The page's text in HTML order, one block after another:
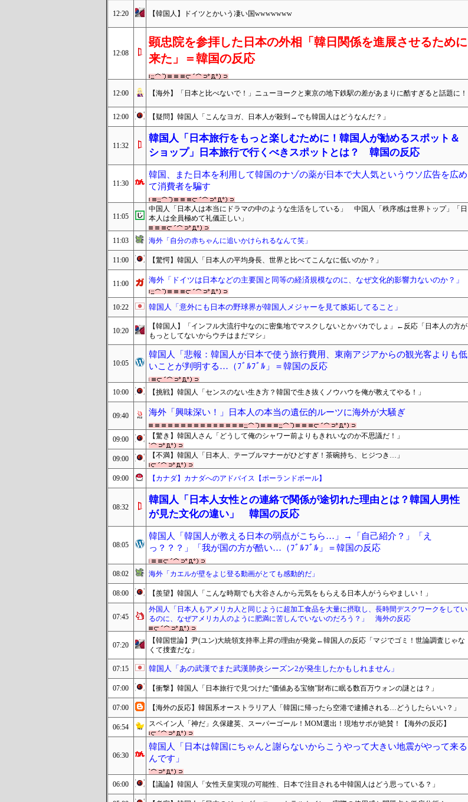
12:20 【韓国人】ドイツとかいう凄い国wwwwwww
12:08
顕忠院を参拝した日本の外相「韓日関係を進展させるために
来た」＝韓国の反応
12:00 【海外】「日本と比べないで！」ニューヨークと東京の地下鉄駅の差があまりに酷すぎると話題に！
12:00 【疑問】韓国人「こんなヨガ、日本人が殺到→でも韓国人はどうなんだ？」
11:32
韓国人「日本旅行をもっと楽しむために！韓国人が勧めるスポット＆
ショップ」日本旅行で行くべきスポットとは？ 韓国の反応
11:30
韓国、また日本を利用して韓国のナゾの薬が日本で大人気というウソ広告を広め
て消費者を騙す
11:05
中国人「日本人は本当にドラマの中のような生活をしている」 中国人「秩序感は世界トップ」「日
本人は全員極めて礼儀正しい」
11:03 海外「自分の赤ちゃんに追いかけられるなんて笑」
11:00 【驚愕】韓国人「日本人の平均身長、世界と比べてこんなに低いのか？」
11:00 海外「ドイツは日本などの主要国と同等の経済規模なのに、なぜ文化的影響力ないのか？」
10:22 韓国人「意外にも日本の野球界が韓国人メジャーを見て嫉妬してること」
10:20
【韓国人】「インフル大流行中なのに密集地でマスクしないとかバカでしょ」←反応「日本人の方が
もっとしてないからウチはまだマシ」
10:05
韓国人「悲報：韓国人が日本で使う旅行費用、東南アジアからの観光客よりも低
いことが判明する…（ﾌﾞﾙﾌﾞﾙ」＝韓国の反応
10:00 【挑戦】韓国人「センスのない生き方？韓国で生き抜くノウハウを俺が教えてやる！」
09:40 海外「興味深い！」日本人の本当の遺伝的ルーツに海外が大騒ぎ
09:00 【驚き】韓国人さん「どうして俺のシャワー前よりもきれいなのか不思議だ！」
09:00 【不満】韓国人「日本人、テーブルマナーがひどすぎ！茶碗持ち、ヒジつき…」
09:00 【カナダ】カナダへのアドバイス【ポーランドボール】
08:32
韓国人「日本人女性との連絡で関係が途切れた理由とは？韓国人男性
が見た文化の違い」 韓国の反応
08:05
韓国人「韓国人が教える日本の弱点がこちら…」→「自己紹介？」「え
っ？？？」「我が国の方が酷い…（ﾌﾞﾙﾌﾞﾙ」＝韓国の反応
08:02 海外「カエルが壁をよじ登る動画がとても感動的だ」
08:00 【羨望】韓国人「こんな時期でも大谷さんから元気をもらえる日本人がうらやましい！」
07:45
外国人「日本人もアメリカ人と同じように超加工食品を大量に摂取し、長時間デスクワークをしてい
るのに、なぜアメリカ人のように肥満に苦しんでいないのだろう？」 海外の反応
07:20
【韓国世論】尹(ユン)大統領支持率上昇の理由が発覚←韓国人の反応「マジでゴミ！世論調査じゃな
くて捜査だな」
07:15 韓国人「あの武漢でまた武漢肺炎シーズン2が発生したかもしれません」
07:00 【衝撃】韓国人「日本旅行で見つけた“価値ある宝物”財布に眠る数百万ウォンの謎とは？」
07:00 【海外の反応】韓国系オーストラリア人「韓国に帰ったら空港で逮捕される…どうしたらいい？」
06:54 スペイン人「神だ」久保建英、スーパーゴール！MOM選出！現地サポが絶賛！【海外の反応】
06:30
韓国人「日本は韓国にちゃんと謝らないからこうやって大きい地震がやって来る
んです」
06:00 【議論】韓国人「女性天皇実現の可能性、日本で注目される中韓国人はどう思っている？」